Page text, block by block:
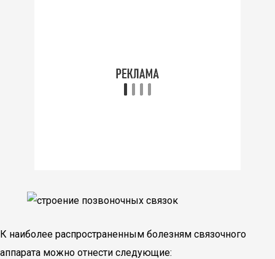
К наиболее распространенным болезням связочного
аппарата можно отнести следующие: